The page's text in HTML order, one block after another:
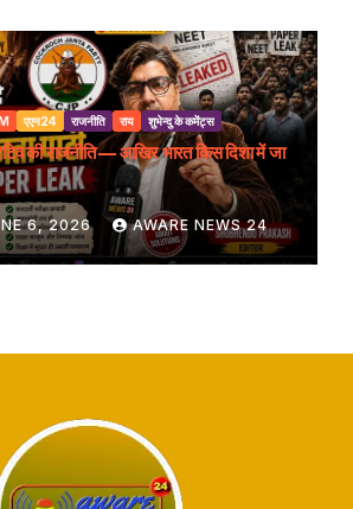
एएन24 राजनीति राय शुभेन्दु के कमेंट्स
की राजनीति — आखिर भारत किस दिशा में जा
6, 2026 AWARE NEWS 24